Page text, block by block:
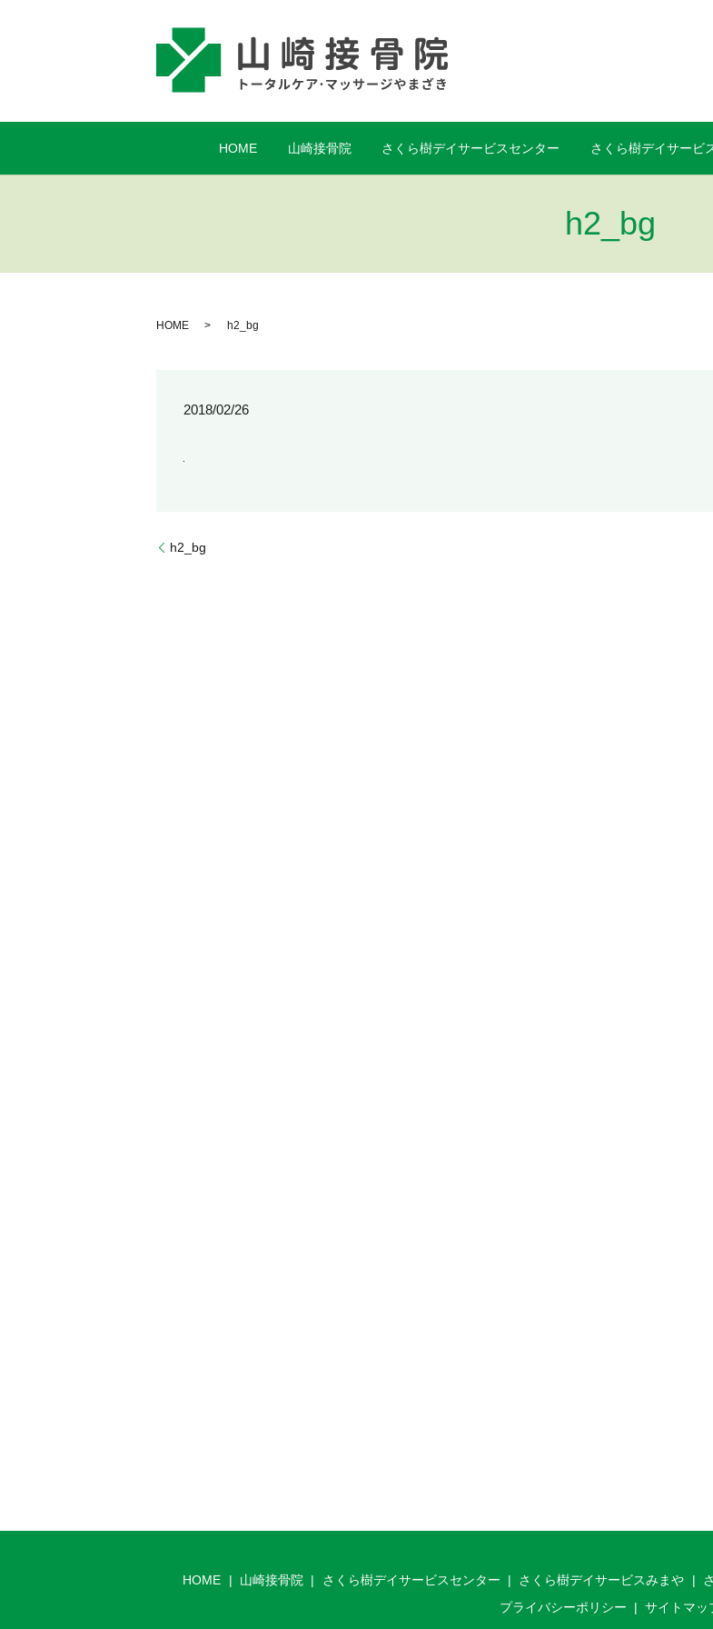
HOME 山崎接骨院 さくら樹デイサービスセンター さくら樹デイサービ
h2_bg
HOME h2_bg
2018/02/26
h2_bg
HOME 山崎接骨院 さくら樹デイサービスセンター さくら樹デイサービスみまや
プライバシーポリシー
サイトマッ